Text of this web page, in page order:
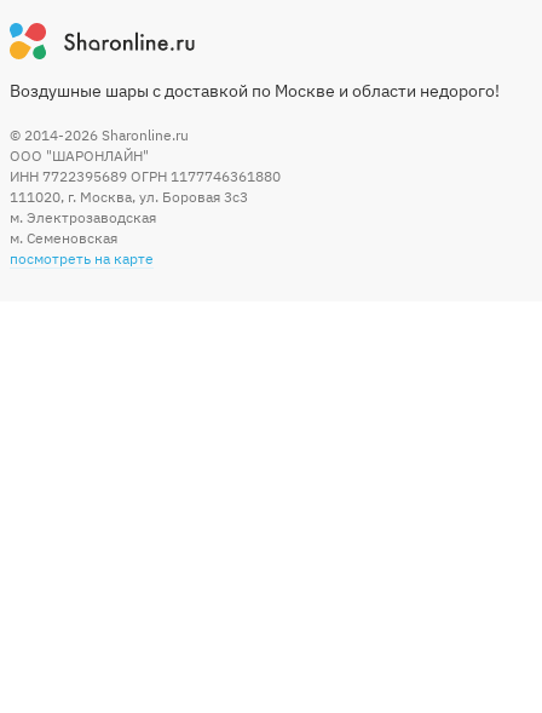
Воздушные шары с доставкой по Москве и области недорого!
© 2014-2026 Sharonline.ru
ООО "ШАРОНЛАЙН"
ИНН 7722395689 ОГРН 1177746361880
111020, г. Москва, ул. Боровая 3c3
м. Электрозаводская
м. Семеновская
посмотреть на карте